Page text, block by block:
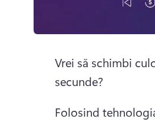
Vrei să schimbi
secunde?
Folosind